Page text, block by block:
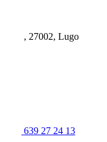
, 27002, Lugo
639 27 24 13